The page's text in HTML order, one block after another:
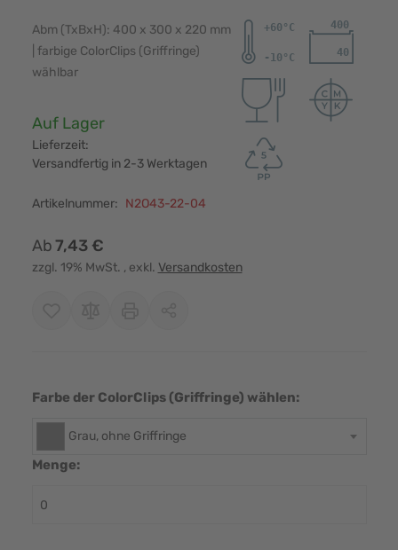
Abm (TxBxH): 400 x 300 x 220 mm
| farbige ColorClips (Griffringe)
wählbar
Verfügbarkeit:
Auf Lager
Lieferzeit:
Versandfertig in 2-3 Werktagen
Artikelnummer: N2O43-22-04
Ab7,43 €
zzgl. 19% MwSt. , exkl. Versandkosten
Farbe der ColorClips (Griffringe) wählen:
Grau, ohne Griffringe
Menge: